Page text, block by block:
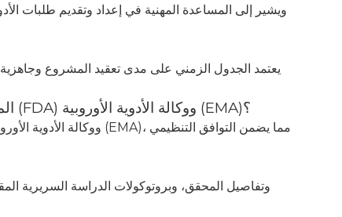
ويشير إلى المساعدة المهنية في إعداد وتقديم طلبات
يعتمد الجدول الزمني على مدى تعقيد المشروع
هل يمكن لـ HKeyBio المساعدة في طلبات إدارة الغذاء والدواء الأمريكية (FDA) ووكالة الأدوية الأوروبية (EMA)؟